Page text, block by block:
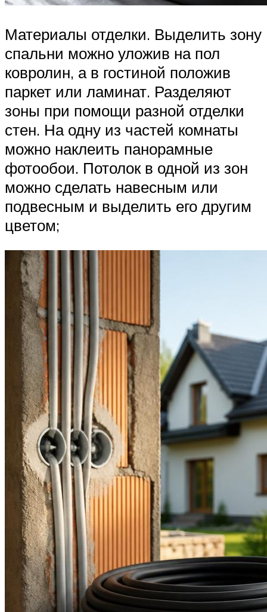
Материалы отделки. Выделить зону
спальни можно уложив на пол
ковролин, а в гостиной положив
паркет или ламинат. Разделяют
зоны при помощи разной отделки
стен. На одну из частей комнаты
можно наклеить панорамные
фотообои. Потолок в одной из зон
можно сделать навесным или
подвесным и выделить его другим
цветом;